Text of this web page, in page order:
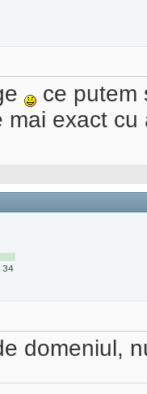
ce putem
mai exact cu
34
domeniul,